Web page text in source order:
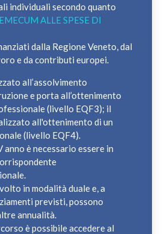
individuali secondo quanto
ALLE SPESE DI
dalla Regione Veneto, dal
e da contributi europei.
all’assolvimento
e porta all’ottenimento
(livello EQF3); il
all'ottenimento di un
(livello EQF4).
anno è necessario essere in
in modalità duale e, a
previsti, possono
annualità.
è possibile accedere al